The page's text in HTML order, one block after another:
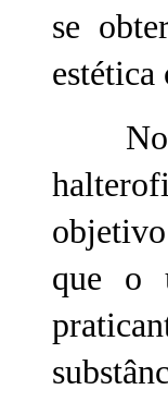
se
estética
No
que o